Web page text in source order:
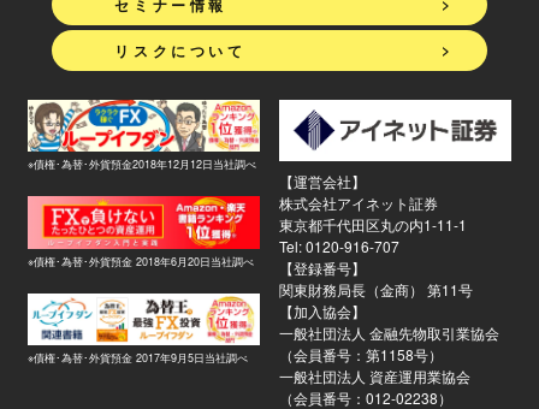
セミナー情報
>
リスクについて
※債権･為替･外貨預金2018年12月12日当社調べ
※債権･為替･外貨預金 2018年6月20日当社調べ
※債権･為替･外貨預金 2017年9月5日当社調べ
【運営会社】
株式会社アイネット証券
東京都千代田区丸の内1-11-1
Tel: 0120-916-707
【登録番号】
関東財務局長（金商） 第11号
【加入協会】
一般社団法人 金融先物取引業協会
（会員番号：第1158号）
一般社団法人 資産運用業協会
（会員番号：012-02238）